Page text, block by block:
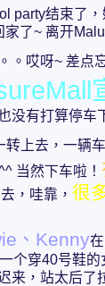
party结束了
了~ 离开
。哎呀~ 差点
没有打算停车
转上去，一辆
当然下车啦！
，哇靠， 很
、Kenny
个穿40号鞋
来，站太后了